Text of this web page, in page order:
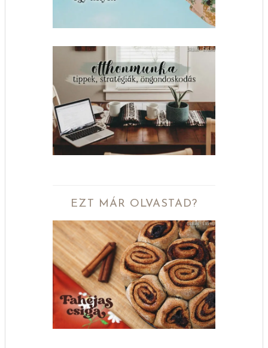
EZT MÁR OLVASTAD?